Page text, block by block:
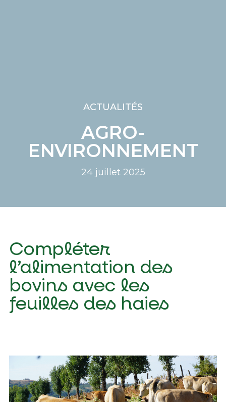
ACTUALITÉS
AGRO-
ENVIRONNEMENT
24 juillet 2025
Compléter
l’alimentation des
bovins avec les
feuilles des haies